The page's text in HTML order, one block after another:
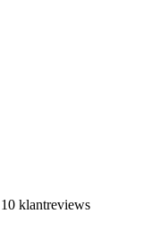
klantreviews